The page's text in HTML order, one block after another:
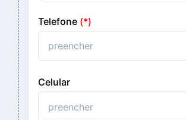
Telefone (*)
Celular